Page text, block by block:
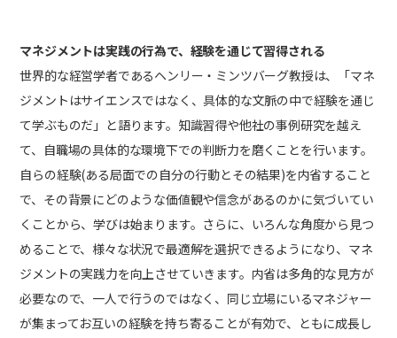
マネジメントは実践の行為で、経験を通じて習得される
世界的な経営学者であるヘンリー・ミンツバーグ教授は、「マネ
ジメントはサイエンスではなく、具体的な文脈の中で経験を通じ
て学ぶものだ」と語ります。知識習得や他社の事例研究を越え
て、自職場の具体的な環境下での判断力を磨くことを行います。
自らの経験(ある局面での自分の行動とその結果)を内省すること
で、その背景にどのような価値観や信念があるのかに気づいてい
くことから、学びは始まります。さらに、いろんな角度から見つ
めることで、様々な状況で最適解を選択できるようになり、マネ
ジメントの実践力を向上させていきます。内省は多角的な見方が
必要なので、一人で行うのではなく、同じ立場にいるマネジャー
が集まってお互いの経験を持ち寄ることが有効で、ともに成長し